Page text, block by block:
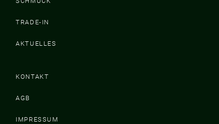
TRADE-IN
AKTUELLES
KONTAKT
AGB
IMPRESSUM